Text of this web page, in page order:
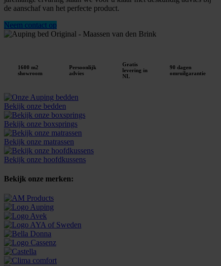
de aanschaf van het perfecte product.
Neem contact op
1600 m2
showroom
Persoonlijk
advies
Gratis
levering in
NL
90 dagen
omruilgarantie
Bekijk onze bedden
Bekijk onze boxsprings
Bekijk onze matrassen
Bekijk onze hoofdkussens
Bekijk onze merken: